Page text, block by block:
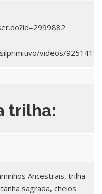
videos/
trilha:
Ancestrais, trilha
sagrada, cheios